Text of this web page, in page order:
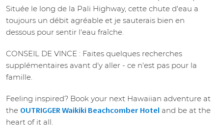
Située le long de la Pali Highway, cette chute d'eau a
toujours un débit agréable et je sauterais bien en
dessous pour sentir l'eau fraîche.
CONSEIL DE VINCE : Faites quelques recherches
supplémentaires avant d'y aller - ce n'est pas pour la
famille.
Feeling inspired? Book your next Hawaiian adventure at
the OUTRIGGER Waikiki Beachcomber Hotel and be at the
heart of it all.